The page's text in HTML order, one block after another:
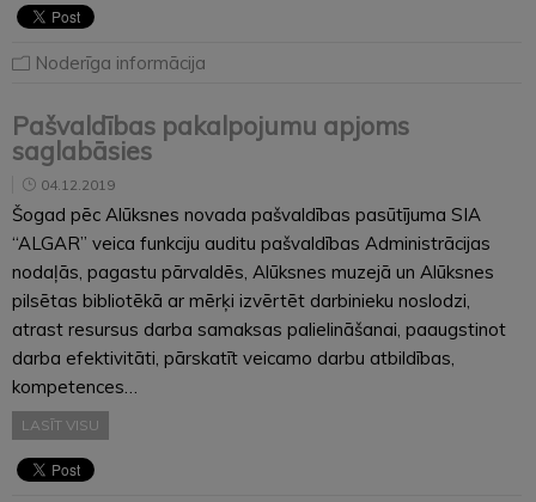
Noderīga informācija
Pašvaldības pakalpojumu apjoms
saglabāsies
04.12.2019
Šogad pēc Alūksnes novada pašvaldības pasūtījuma SIA
“ALGAR” veica funkciju auditu pašvaldības Administrācijas
nodaļās, pagastu pārvaldēs, Alūksnes muzejā un Alūksnes
pilsētas bibliotēkā ar mērķi izvērtēt darbinieku noslodzi,
atrast resursus darba samaksas palielināšanai, paaugstinot
darba efektivitāti, pārskatīt veicamo darbu atbildības,
kompetences…
LASĪT VISU